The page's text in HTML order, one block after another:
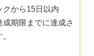
クから15日以内
期限までに達成さ